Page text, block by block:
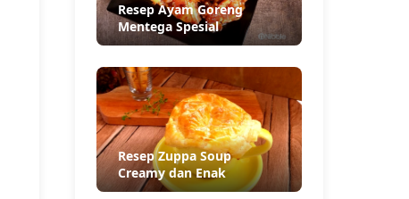
Resep Ayam Goreng
Mentega Spesial
Resep Zuppa Soup
Creamy dan Enak